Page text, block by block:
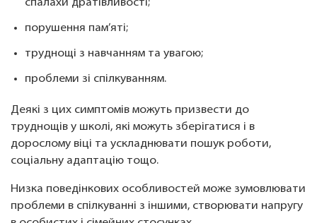
спалахи дратівливості;
порушення пам’яті;
труднощі з навчанням та увагою;
проблеми зі спілкуванням.
Деякі з цих симптомів можуть призвести до
труднощів у школі, які можуть зберігатися і в
дорослому віці та ускладнювати пошук роботи,
соціальну адаптацію тощо.
Низка поведінкових особливостей може зумовлювати
проблеми в спілкуванні з іншими, створювати напругу